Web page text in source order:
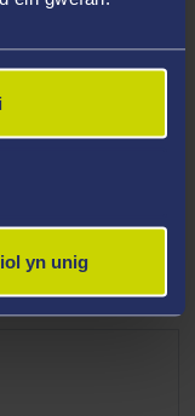
yn unig